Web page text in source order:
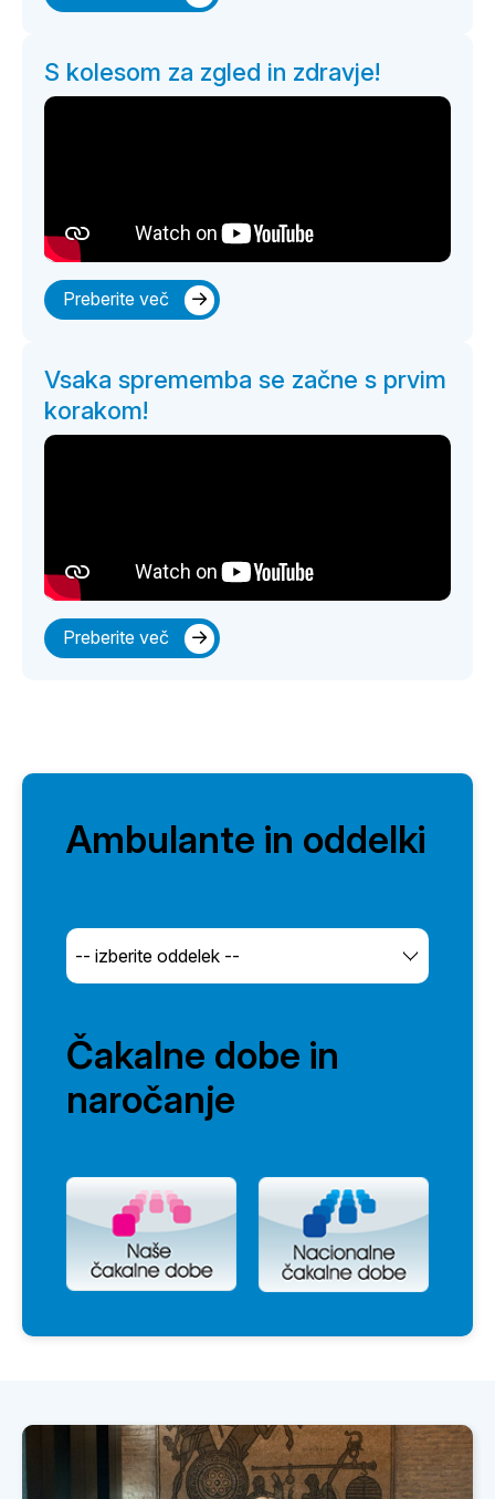
S kolesom za zgled in zdravje!
Preberite več
Vsaka sprememba se začne s prvim
korakom!
Preberite več
Ambulante in oddelki
Čakalne dobe in
naročanje